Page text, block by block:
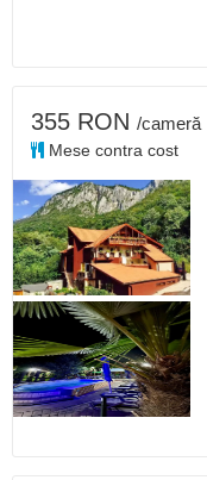
355 RON /cameră
Mese contra cost